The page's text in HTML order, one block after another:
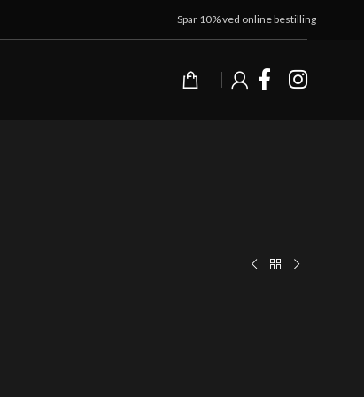
Spar 10% ved online bestilling